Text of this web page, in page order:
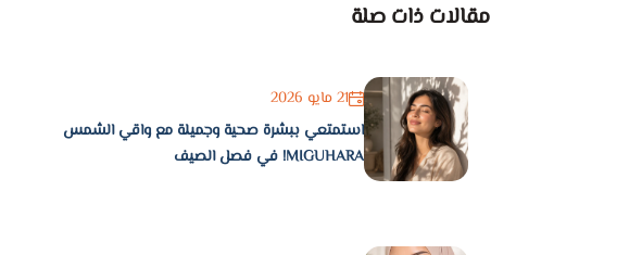
مقالات ذات صلة
21 مايو 2026
استمتعي ببشرة صحية وجميلة مع واقي الشمس
MIGUHARA! في فصل الصيف